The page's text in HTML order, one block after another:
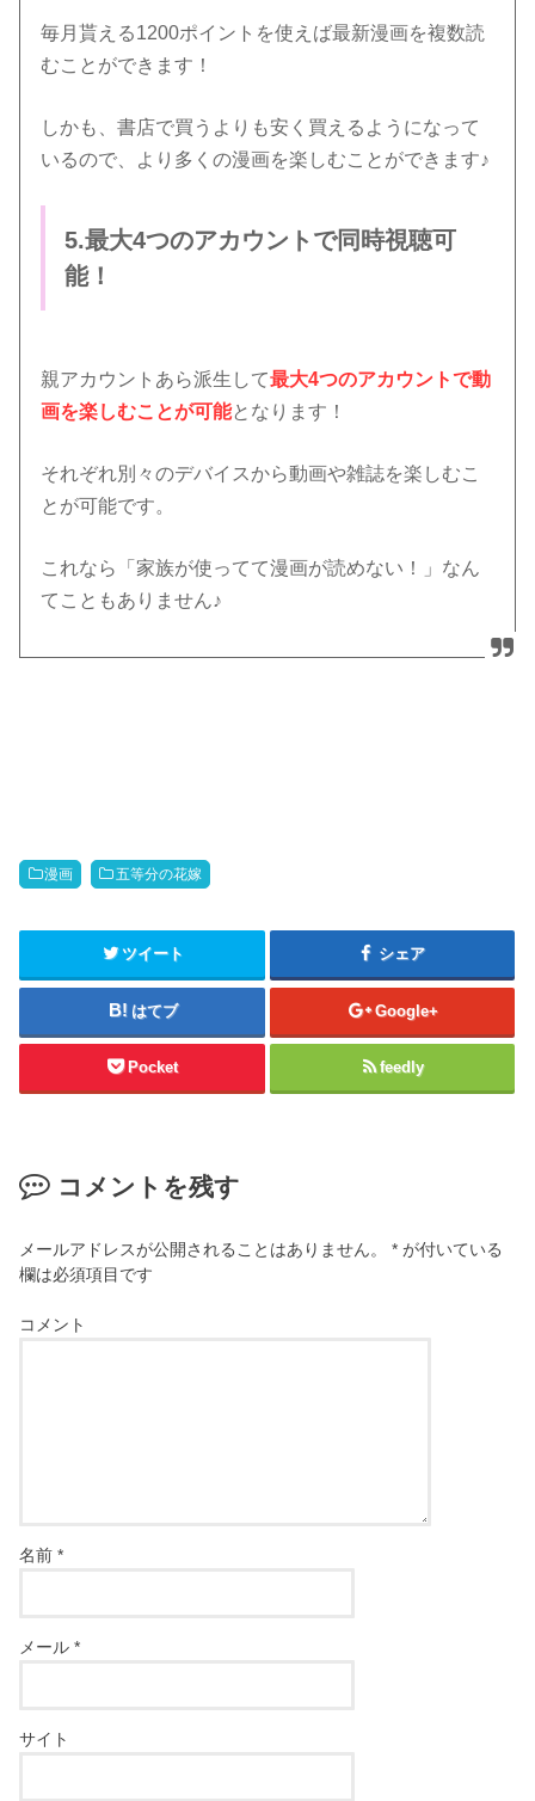
毎月貰える1200ポイントを使えば最新漫画を複数読
むことができます！
しかも、書店で買うよりも安く買えるようになって
いるので、より多くの漫画を楽しむことができます♪
5.最大4つのアカウントで同時視聴可
能！
親アカウントあら派生して最大4つのアカウントで動
画を楽しむことが可能となります！
それぞれ別々のデバイスから動画や雑誌を楽しむこ
とが可能です。
これなら「家族が使ってて漫画が読めない！」なん
てこともありません♪
漫画 五等分の花嫁
ツイート シェア
はてブ Google+
Pocket feedly
コメントを残す
メールアドレスが公開されることはありません。 * が付いている
欄は必須項目です
コメント
名前*
メール*
サイト